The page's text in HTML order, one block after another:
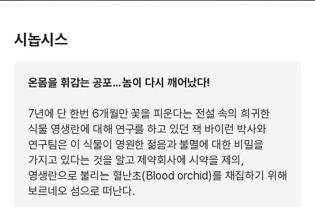
시놉시스
온몸을 휘감는 공포... 놈이 다시 깨어났다!
7년에 단 한번 6개월만 꽃을 피운다는 전설 속의 희귀한
식물 영생란에 대해 연구를 하고 있던 잭 바이런 박사와
연구팀은 이 식물이 영원한 젊음과 불멸에 대한 비밀을
가지고 있다는 것을 알고 제약회사에 시약을 제의,
영생란으로 불리는 혈난초(Blood orchid)를 채집하기 위해
보르네오 섬으로 떠난다.